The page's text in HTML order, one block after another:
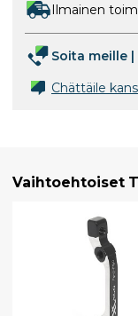
Ilmainen
Soita meille |
Chättäile
Vaihtoehtoiset